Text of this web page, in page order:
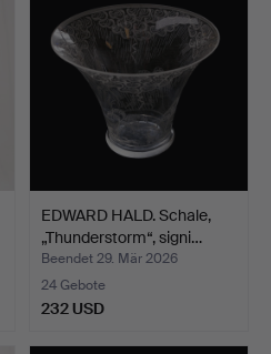
EDWARD HALD. Schale,
„Thunderstorm“, signi…
Beendet 29. Mär 2026
24 Gebote
232 USD